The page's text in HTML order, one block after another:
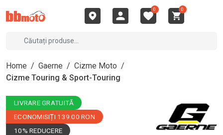
0 0
Home / Gaerne / Cizme Moto /
Cizme Touring & Sport-Touring
LIVRARE GRATUITĂ
ECONOMISIȚI 139.00 RON
10% REDUCERE